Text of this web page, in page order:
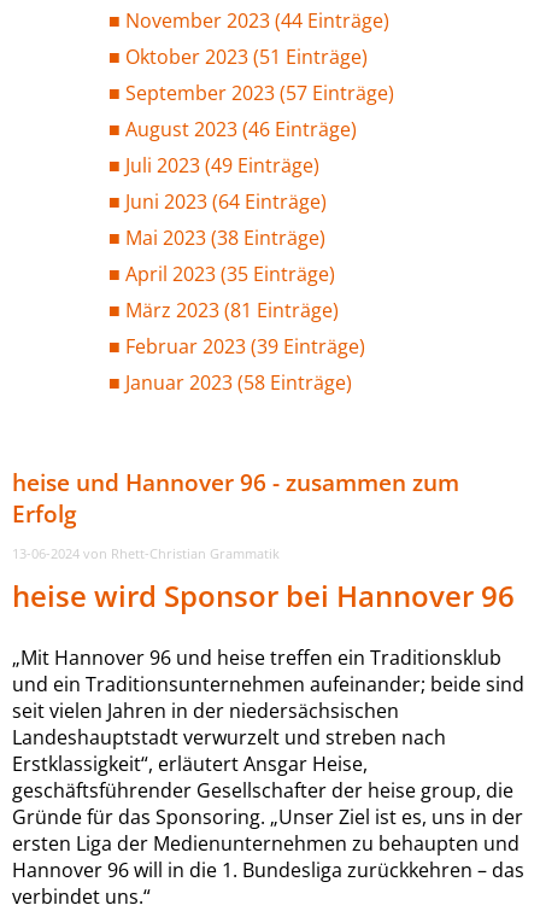
November 2023 (44 Einträge)
Oktober 2023 (51 Einträge)
September 2023 (57 Einträge)
August 2023 (46 Einträge)
Juli 2023 (49 Einträge)
Juni 2023 (64 Einträge)
Mai 2023 (38 Einträge)
April 2023 (35 Einträge)
März 2023 (81 Einträge)
Februar 2023 (39 Einträge)
Januar 2023 (58 Einträge)
heise und Hannover 96 - zusammen zum
Erfolg
13-06-2024 von Rhett-Christian Grammatik
heise wird Sponsor bei Hannover 96
„Mit Hannover 96 und heise treffen ein Traditionsklub
und ein Traditionsunternehmen aufeinander; beide sind
seit vielen Jahren in der niedersächsischen
Landeshauptstadt verwurzelt und streben nach
Erstklassigkeit“, erläutert Ansgar Heise,
geschäftsführender Gesellschafter der heise group, die
Gründe für das Sponsoring. „Unser Ziel ist es, uns in der
ersten Liga der Medienunternehmen zu behaupten und
Hannover 96 will in die 1. Bundesliga zurückkehren – das
verbindet uns.“